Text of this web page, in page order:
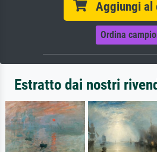
Aggiungi al
Ordina
Estratto dai nostri